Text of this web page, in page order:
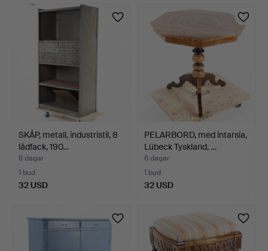
SKÅP, metall, industristil, 8
lådfack, 190…
6 dagar
1 bud
32 USD
PELARBORD, med intarsia,
Lübeck Tyskland, …
6 dagar
1 bud
32 USD